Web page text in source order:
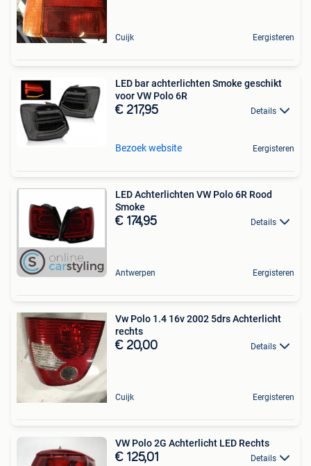
Cuijk Eergisteren
LED bar achterlichten Smoke geschikt
voor VW Polo 6R
€ 217,95 Details
Bezoek website Eergisteren
LED Achterlichten VW Polo 6R Rood
Smoke
€ 174,95 Details
Antwerpen Eergisteren
Vw Polo 1.4 16v 2002 5drs Achterlicht
rechts
€ 20,00 Details
Cuijk Eergisteren
VW Polo 2G Achterlicht LED Rechts
€ 125,01 Details